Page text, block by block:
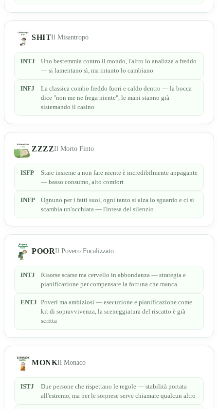
SHITIl Misantropo
INTJ
Uno bestemmia contro il mondo, l'altro lo analizza a freddo
— si lamentano sì, ma intanto lo cambiano
INFJ
La classica combo freddo fuori e caldo dentro — la bocca
dice "non me ne frega niente", le mani stanno già
sistemando il casino
ZZZZIl Morto Finto
ISFP
Stare insieme a non fare niente è incredibilmente appagante
— basso consumo, alto comfort
INFP
Ognuno per i fatti suoi, ogni tanto si alza lo sguardo e ci si
scambia un'occhiata — l'intesa del silenzio
POORIl Povero Focalizzato
INTJ
Risorse scarse ma cervello in abbondanza — strategia e
pianificazione per compensare la fortuna che manca
ENTJ Poveri ma ambiziosi — esecuzione e pianificazione come
kit di sopravvivenza, la sceneggiatura del riscatto è già
scritta
MONKIl Monaco
ISTJ
Due persone che rispettano le regole — stabilità portata
all'estremo, ma per le sorprese serve chiamare qualcun altro